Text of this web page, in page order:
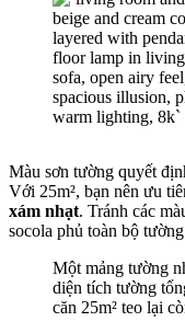
Màu sơn tường quyết
Với 25m², bạn nên ưu
xám nhạt. Tránh các
socola phủ toàn bộ
Một mảng tường
diện tích tường
căn 25m² teo lại